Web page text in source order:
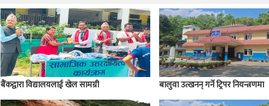
बैंकद्वारा विद्यालयलाई खेल सामग्री बालुवा उत्खनन् गर्ने ट्रिपर नियन्त्रणमा